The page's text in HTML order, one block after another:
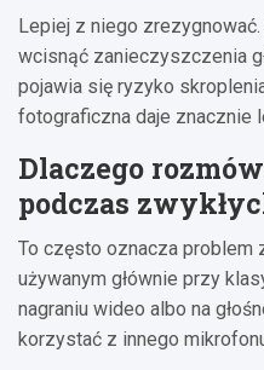
Lepiej z niego
wcisnąć zanieczyszczenia
pojawia się ryzyko
fotograficzna daje znacznie
Dlaczego
podczas
To często oznacza problem
używanym głównie przy
nagraniu wideo albo na
korzystać z innego